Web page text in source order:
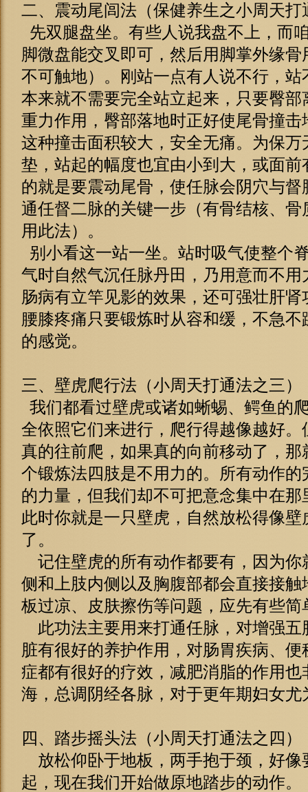
二、震动尾闾法（保健养生之小周天打
先双腿盘坐。有些人说我盘不上，而
脚微盘能交叉即可，然后用脚掌外缘
不可触地）。刚站一点有人说不行，
本来就不需要完全站立起来，只要臀部
重力作用，臀部落地时正好使尾骨撞
这种撞击面积较大，安全无痛。为保
垫，站起的幅度也宜由小到大，或面
的就是要震动尾骨，使任脉会阴穴与
通任督二脉的关键一步（有骨结核、
用此法）。
别小看这一站一坐。站时吸气使整个
气时自然气沉任脉丹田，乃用意而不
肠病有立竿见影的效果，还可强壮肝
腰膝疼痛只要锻炼时从容和缓，不急
的感觉。
三、壁虎爬行法（小周天打通法之三）
我们都看过壁虎或诸如蜥蜴、鳄鱼的
全依照它们来进行，爬行得越像越好
真的往前爬，如果真的向前移动了，
个锻炼法四肢是不用力的。所有动作
的力量，但我们却不可把意念集中在
此时你就是一只壁虎，自然放松得像
了。
记住壁虎的所有动作都要有，因为你
侧和上肢内侧以及胸腹部都会直接接
板过凉、皮肤擦伤等问题，应先有些简
此功法主要用来打通任脉，对增强五
脏有很好的养护作用，对肠胃疾病、
症都有很好的疗效，减肥消脂的作用
海，总调阴经各脉，对于更年期妇女尤
四、踏步摇头法（小周天打通法之四）
放松仰卧于地板，两手抱于颈，好像
起，现在我们开始做原地踏步的动作。